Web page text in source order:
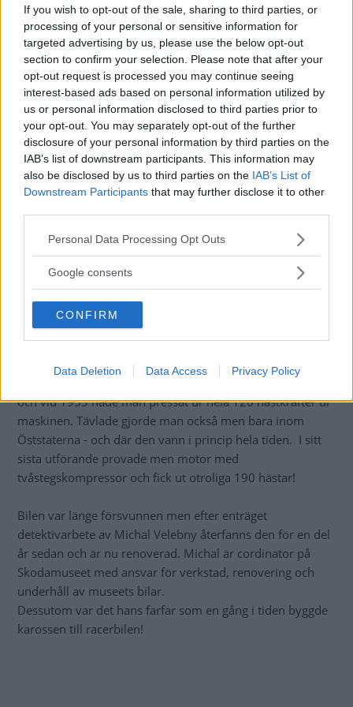
If you wish to opt-out of the sale, sharing to third parties, or
processing of your personal or sensitive information for
targeted advertising by us, please use the below opt-out
section to confirm your selection. Please note that after your
opt-out request is processed you may continue seeing
interest-based ads based on personal information utilized by
us or personal information disclosed to third parties prior to
your opt-out. You may separately opt-out of the further
disclosure of your personal information by third parties on the
IAB’s list of downstream participants. This information may
also be disclosed by us to third parties on the IAB’s List of
Downstream Participants that may further disclose it to other
Please note that this website/app uses one or more Google
not limited to your visit or usage behaviour. You may click to
use your data for below specified purposes in below Google
consent section.
Personal Data Processing Opt Outs
Google consents
CONFIRM
Data Deletion Data Access Privacy Policy
rasade motorn. Någon reservmotor hade man inte med
sig så man fick packa ihop och åka hem.
Men dom var inte ensamma om det ödet. Samtliga
Gordinis och halva startfältet kom inte ens i mål detta år..
Motorn undersöktes noga och haveriet visade sig bero på
en liten låsring till en kolvbult. Men nu tog man nya tag,
byggde en bil till och en bättre motor för att satsa på 1951
års Le Mans - men det kom inte att hända.
I Tjeckoslovakien styrde Partiet och Partiet bestämde att
bilarna inte skulle köras utomlands - och så var det med
det.
Skulle Skoda haft någon chans i 1951 års lopp då? Nu
hade ju Porsche blandat sig i leken med sin nya modell
356.
Jo, det skulle man nog. Porscharna hade inte alls samma
varvtider och snittfarter som Skodaracern.
Men bara för man inte fick åka till Le Mans slutade man
inte utveckla bilen. Karossen fick förfinad aerodynamik
och vid 1953 hade man pressat ur hela 120 hästkrafter ur
maskinen. Tävlade gjorde man också men bara inom
Öststaterna - och där den vann i princip hela tiden. I sitt
sista utförande provade men motor med
tvåstegskompressor och fick ut otroliga 190 hästar!
Bilen var länge försvunnen men efter enträget
detektivarbete av Michal Velebny återfanns den för en del
år sedan och är nu renoverad. Michal är cordinator på
Skodamuseet med ansvar för verkstad, renovering och
underhåll av museets bilar.
Dessutom var det hans farfar som en gång i tiden byggde
karossen till racerbilen!